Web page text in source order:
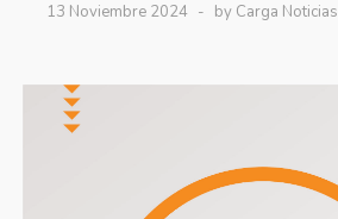
13 Noviembre 2024 by Carga Noticias